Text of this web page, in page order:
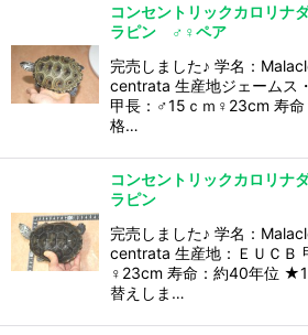
コンセントリックカロリナ
ラピン ♂♀ペア
完売しました♪ 学名：
centrata 生産地ジェーム
甲長：♂15ｃｍ♀23cm 寿命
格…
コンセントリックカロリナ
ラピン
完売しました♪ 学名：
centrata 生産地：ＥＵＣＢ
♀23cm 寿命：約40年位
替えしま…